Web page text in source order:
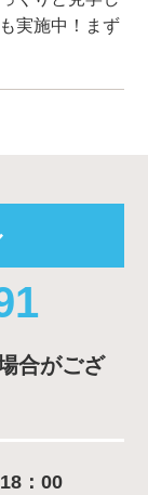
実施中！まず
合がござ
：00